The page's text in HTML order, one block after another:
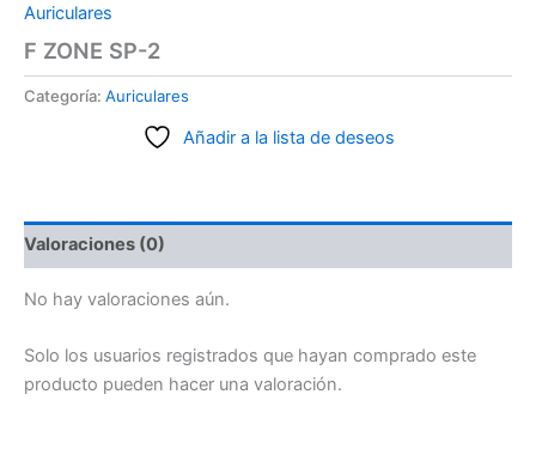
Auriculares
F ZONE SP-2
Categoría: Auriculares
Añadir a la lista de deseos
Valoraciones (0)
No hay valoraciones aún.
Solo los usuarios registrados que hayan comprado este
producto pueden hacer una valoración.